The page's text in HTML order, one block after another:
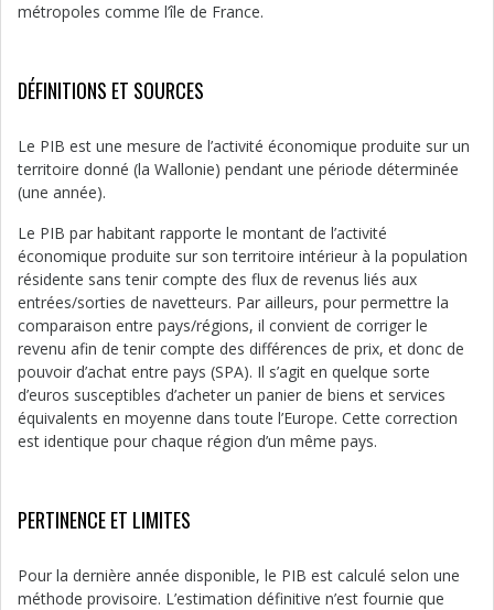
métropoles comme l’île de France.
DÉFINITIONS ET SOURCES
Le PIB est une mesure de l’activité économique produite sur un
territoire donné (la Wallonie) pendant une période déterminée
(une année).
Le PIB par habitant rapporte le montant de l’activité
économique produite sur son territoire intérieur à la population
résidente sans tenir compte des flux de revenus liés aux
entrées/sorties de navetteurs. Par ailleurs, pour permettre la
comparaison entre pays/régions, il convient de corriger le
revenu afin de tenir compte des différences de prix, et donc de
pouvoir d’achat entre pays (SPA). Il s’agit en quelque sorte
d’euros susceptibles d’acheter un panier de biens et services
équivalents en moyenne dans toute l’Europe. Cette correction
est identique pour chaque région d’un même pays.
PERTINENCE ET LIMITES
Pour la dernière année disponible, le PIB est calculé selon une
méthode provisoire. L’estimation définitive n’est fournie que